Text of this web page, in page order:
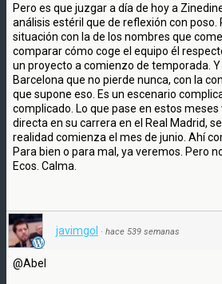
Pero es que juzgar a día de hoy a
análisis estéril que de reflexión con poso.
situación con la de los nombres que
comparar cómo coge el equipo él
un proyecto a comienzo de temporada.
Barcelona que no pierde nunca, con la
que supone eso. Es un escenario
complicado. Lo que pase en estos
directa en su carrera en el Real Madrid,
realidad comienza el mes de junio. Ahí
Para bien o para mal, ya veremos. Pero
Ecos. Calma.
javimgol · hace 539 semanas
@Abel